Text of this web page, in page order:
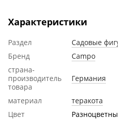
Характеристики
Раздел
Садовые
Бренд
Campo
страна-
производитель
товара
Германия
материал
теракота
Цвет